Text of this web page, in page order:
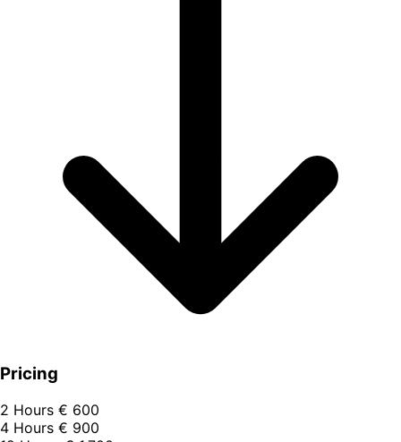
Pricing
2 Hours € 600
4 Hours € 900